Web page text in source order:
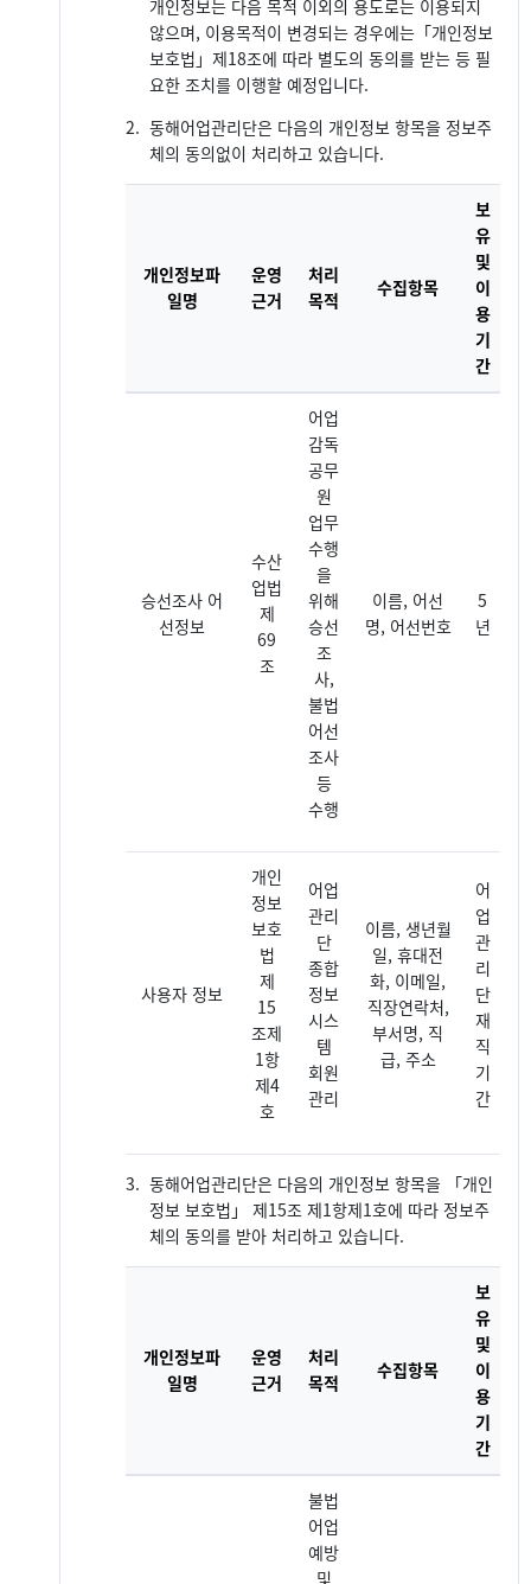
개인정보는 다음 목적 이외의 용도로는 이용되지
않으며, 이용목적이 변경되는 경우에는「개인정보
보호법」제18조에 따라 별도의 동의를 받는 등 필
요한 조치를 이행할 예정입니다.
2. 동해어업관리단은 다음의 개인정보 항목을 정보주
체의 동의없이 처리하고 있습니다.
개인정보파
일명
운영
근거
처리
목적
수집항목
보
유
및
이
용
기
간
승선조사 어
선정보
수산
업법
제
69
조
어업
감독
공무
원
업무
수행
을
위해
승선
조
사,
불법
어선
조사
등
수행
이름, 어선
명, 어선번호
5
년
사용자 정보
개인
정보
보호
법
제
15
조제
1항
제4
호
어업
관리
단
종합
정보
시스
템
회원
관리
이름, 생년월
일, 휴대전
화, 이메일,
직장연락처,
부서명, 직
급, 주소
어
업
관
리
단
재
직
기
간
3. 동해어업관리단은 다음의 개인정보 항목을 「개인
정보 보호법」 제15조 제1항제1호에 따라 정보주
체의 동의를 받아 처리하고 있습니다.
개인정보파
일명
운영
근거
처리
목적
수집항목
보
유
및
이
용
기
간
불법
어업
예방
및